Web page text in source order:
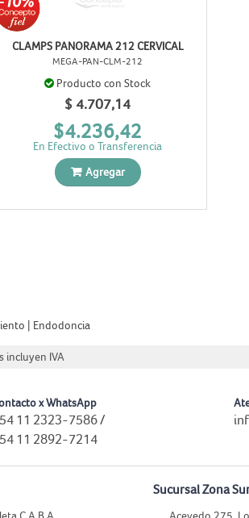
CLAMPS PANORAMA 212 CERVICAL
MEGA-PAN-CLM-212
Producto con Stock
$ 4.707,14
En Efectivo o Transferencia
$4.236,42
Agregar
Endodoncia
incluyen IVA
x WhatsApp
11 2323-7586/
11 2892-7214
C.A.B.A.
Sucursal Zona
Acevedo 275,